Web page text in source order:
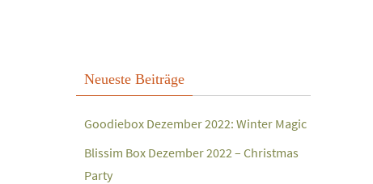
Neueste Beiträge
Goodiebox Dezember 2022: Winter Magic
Blissim Box Dezember 2022 – Christmas
Party